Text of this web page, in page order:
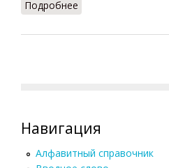
Подробнее
Навигация
Алфавитный справочник